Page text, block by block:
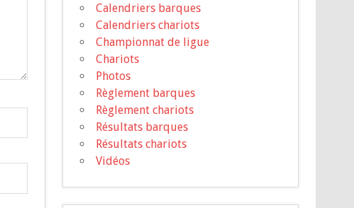
Calendriers barques
Calendriers chariots
Championnat de ligue
Chariots
Photos
Règlement barques
Règlement chariots
Résultats barques
Résultats chariots
Vidéos